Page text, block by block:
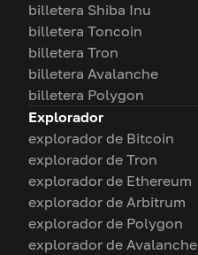
billetera Shiba Inu
billetera Toncoin
billetera Tron
billetera Avalanche
billetera Polygon
Explorador
explorador de Bitcoin
explorador de Tron
explorador de Ethereum
explorador de Arbitrum
explorador de Polygon
explorador de Avalanche